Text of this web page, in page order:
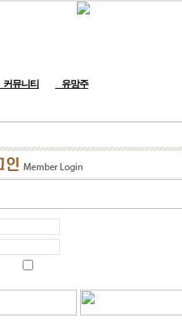
커뮤니티 유망주